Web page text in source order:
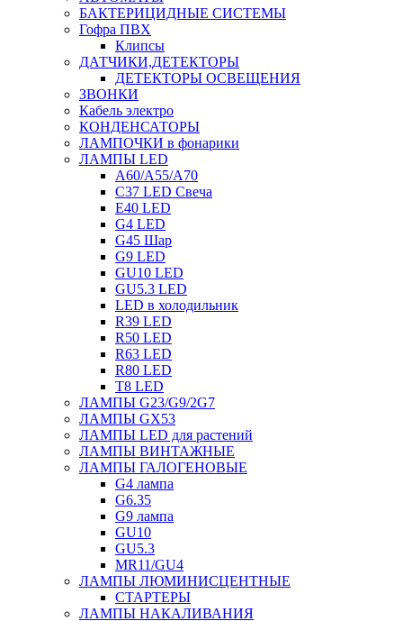
БАКТЕРИЦИДНЫЕ СИСТЕМЫ
Гофра ПВХ
Клипсы
ДАТЧИКИ,ДЕТЕКТОРЫ
ДЕТЕКТОРЫ ОСВЕЩЕНИЯ
ЗВОНКИ
Кабель электро
КОНДЕНСАТОРЫ
ЛАМПОЧКИ в фонарики
ЛАМПЫ LED
A60/A55/A70
C37 LED Свеча
E40 LED
G4 LED
G45 Шар
G9 LED
GU10 LED
GU5.3 LED
LED в холодильник
R39 LED
R50 LED
R63 LED
R80 LED
T8 LED
ЛАМПЫ G23/G9/2G7
ЛАМПЫ GX53
ЛАМПЫ LED для растений
ЛАМПЫ ВИНТАЖНЫЕ
ЛАМПЫ ГАЛОГЕНОВЫЕ
G4 лампа
G6.35
G9 лампа
GU10
GU5.3
MR11/GU4
ЛАМПЫ ЛЮМИНИСЦЕНТНЫЕ
СТАРТЕРЫ
ЛАМПЫ НАКАЛИВАНИЯ